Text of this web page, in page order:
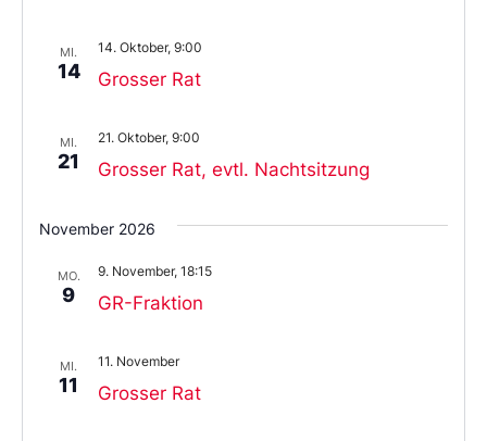
MI.
14 Grosser Rat
14. Oktober, 9:00
MI.
21 Grosser Rat, evtl. Nachtsitzung
21. Oktober, 9:00
November 2026
MO.
9 GR-Fraktion
9. November, 18:15
MI.
11 Grosser Rat
11. November